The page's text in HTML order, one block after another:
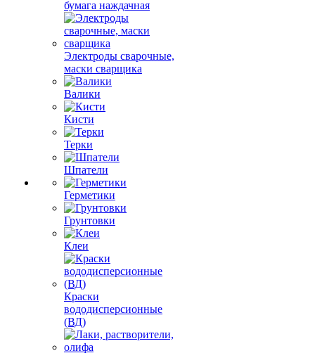
бумага наждачная
Электроды сварочные,
маски сварщика
Валики
Кисти
Терки
Шпатели
Герметики
Грунтовки
Клеи
Краски
вододисперсионные
(ВД)